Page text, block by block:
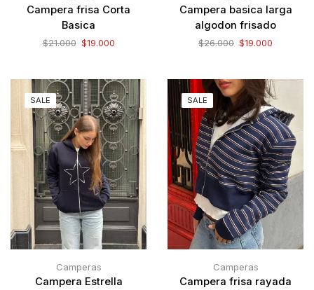
Campera frisa Corta
Basica
$21.000 $19.000
Campera basica larga
algodon frisado
$26.000 $19.000
SALE
Camperas
Campera Estrella
SALE
Camperas
Campera frisa rayada